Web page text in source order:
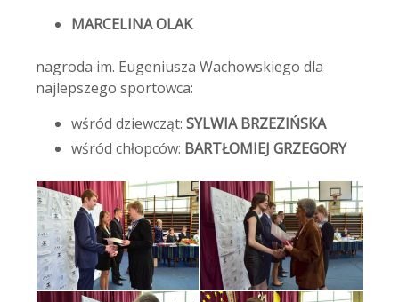
MARCELINA OLAK
nagroda im. Eugeniusza Wachowskiego dla
najlepszego sportowca:
wśród dziewcząt: SYLWIA BRZEZIŃSKA
wśród chłopców: BARTŁOMIEJ GRZEGORY